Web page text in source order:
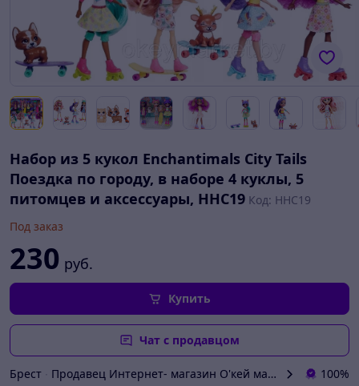
Набор из 5 кукол Enchantimals City Tails
Поездка по городу, в наборе 4 куклы, 5
питомцев и аксессуары, HHC19 Код: HHC19
Под заказ
230 руб.
Купить
Чат с продавцом
Брест Продавец Интернет- магазин O'кей маркет 100%